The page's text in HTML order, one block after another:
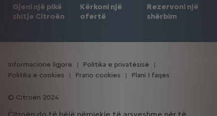
Gjeni një pikë
shitje Citroën
Kërkoni një
ofertë
Rezervoni një
shërbim
Citroën 2024
Informacione ligjore
Politika e privatësisë
Politika e cookies
Prano cookies Plani I faqes